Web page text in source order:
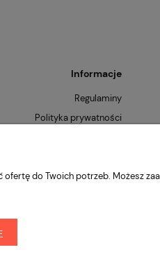
Informacje
Regulaminy
Polityka prywatności
do Twoich potrzeb. Możesz